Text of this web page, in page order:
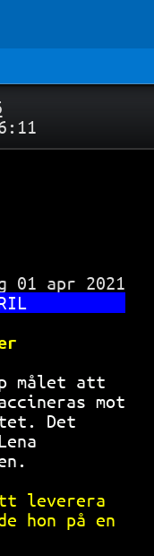
01 apr 2021
1 APRIL
spricker
målet att
mot
Det
Lena
leverera
hon på en